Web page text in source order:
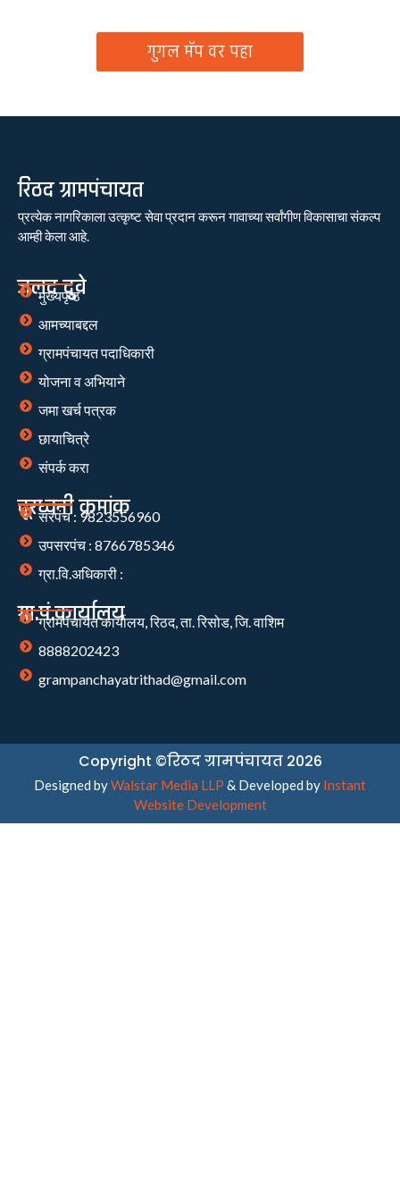
गुगल मॅप वर पहा
रिठद ग्रामपंचायत
प्रत्येक नागरिकाला उत्कृष्ट सेवा प्रदान करून गावाच्या सर्वांगीण विकासाचा संकल्प
आम्ही केला आहे.
जलद दुवे
मुख्यपृष्ठ
आमच्याबद्दल
ग्रामपंचायत पदाधिकारी
योजना व अभियाने
जमा खर्च पत्रक
छायाचित्रे
संपर्क करा
दूरध्वनी क्रमांक
सरपंच : 9823556960
उपसरपंच : 8766785346
ग्रा.वि.अधिकारी :
ग्रा.पं.कार्यालय
ग्रामपंचायत कार्यालय, रिठद, ता. रिसोड, जि. वाशिम
8888202423
grampanchayatrithad@gmail.com
Copyright ©रिठद ग्रामपंचायत 2026
Designed byWalstar Media LLP & Developed by Instant
Website Development